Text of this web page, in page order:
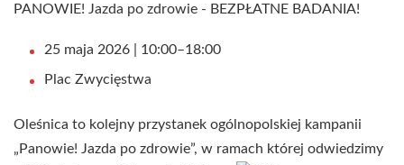
PANOWIE! Jazda po zdrowie - BEZPŁATNE BADANIA!
25 maja 2026 | 10:00–18:00
Plac Zwycięstwa
Oleśnica to kolejny przystanek ogólnopolskiej kampanii
„Panowie! Jazda po zdrowie”, w ramach której odwiedzimy